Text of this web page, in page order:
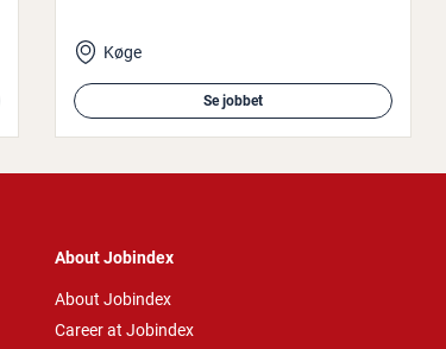
Køge
Se jobbet
About Jobindex
About Jobindex
Career at Jobindex